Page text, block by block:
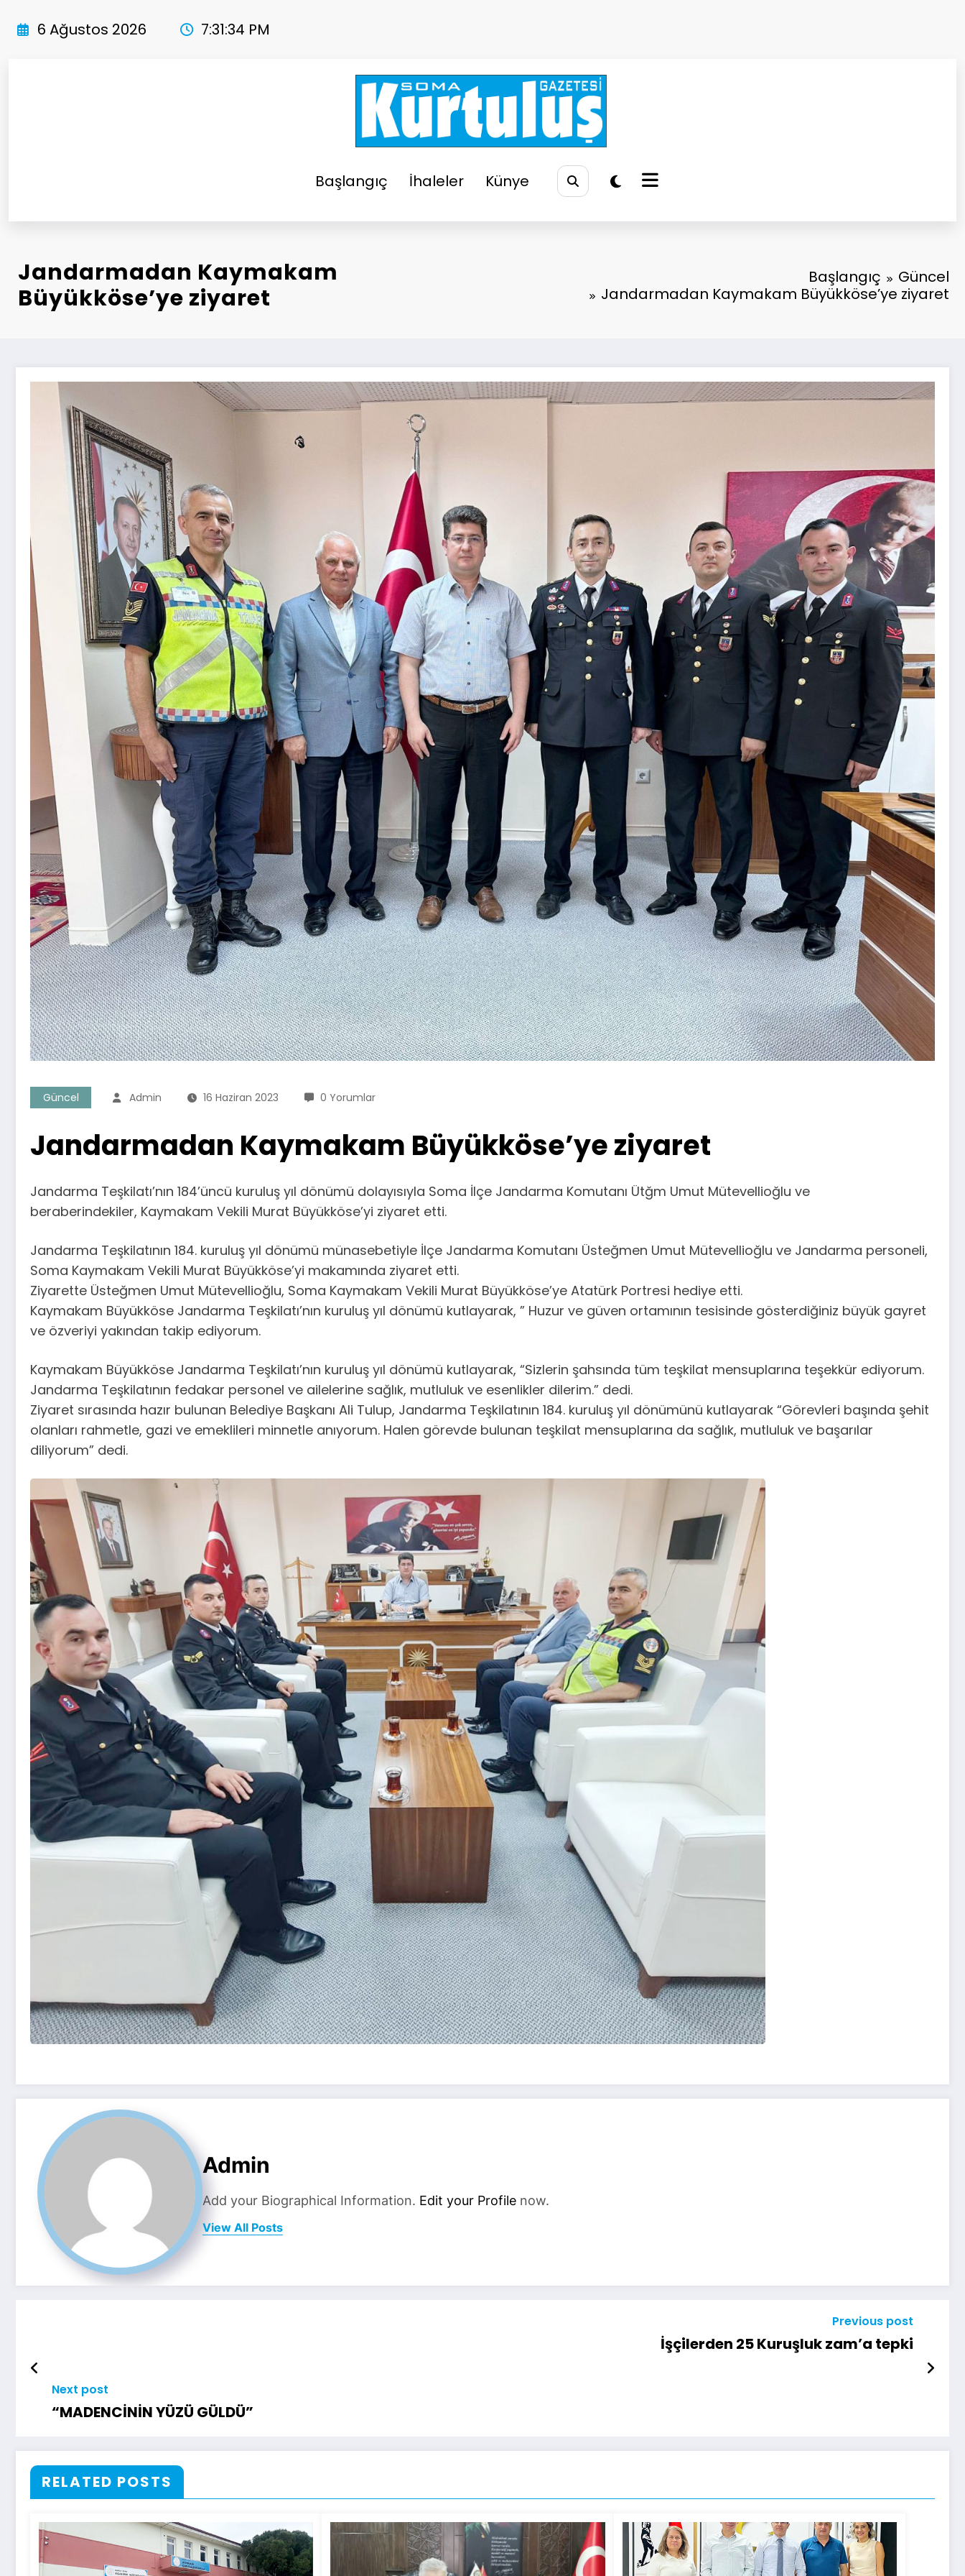
atla
6 Ağustos 2026 7:31:36 PM
Başlangıç İhaleler Künye
Jandarmadan Kaymakam
Büyükköse’ye ziyaret
Başlangıç
Güncel
Jandarmadan Kaymakam Büyükköse’ye ziyaret
Güncel Admin 16 Haziran 2023 0 Yorumlar
Jandarmadan Kaymakam Büyükköse’ye ziyaret
Jandarma Teşkilatı’nın 184’üncü kuruluş yıl dönümü dolayısıyla Soma İlçe Jandarma Komutanı Ütğm Umut Mütevellioğlu ve
beraberindekiler, Kaymakam Vekili Murat Büyükköse’yi ziyaret etti.
Jandarma Teşkilatının 184. kuruluş yıl dönümü münasebetiyle İlçe Jandarma Komutanı Üsteğmen Umut Mütevellioğlu ve Jandarma personeli,
Soma Kaymakam Vekili Murat Büyükköse’yi makamında ziyaret etti.
Ziyarette Üsteğmen Umut Mütevellioğlu, Soma Kaymakam Vekili Murat Büyükköse’ye Atatürk Portresi hediye etti.
Kaymakam Büyükköse Jandarma Teşkilatı’nın kuruluş yıl dönümü kutlayarak, ” Huzur ve güven ortamının tesisinde gösterdiğiniz büyük gayret
ve özveriyi yakından takip ediyorum.
Kaymakam Büyükköse Jandarma Teşkilatı’nın kuruluş yıl dönümü kutlayarak, “Sizlerin şahsında tüm teşkilat mensuplarına teşekkür ediyorum.
Jandarma Teşkilatının fedakar personel ve ailelerine sağlık, mutluluk ve esenlikler dilerim.” dedi.
Ziyaret sırasında hazır bulunan Belediye Başkanı Ali Tulup, Jandarma Teşkilatının 184. kuruluş yıl dönümünü kutlayarak “Görevleri başında şehit
olanları rahmetle, gazi ve emeklileri minnetle anıyorum. Halen görevde bulunan teşkilat mensuplarına da sağlık, mutluluk ve başarılar
diliyorum” dedi.
Admin
Add your Biographical Information. Edit your Profile now.
View All Posts
Previous post
İşçilerden 25 Kuruşluk zam’a tepki
Next post
“MADENCİNİN YÜZÜ GÜLDÜ”
RELATED POSTS